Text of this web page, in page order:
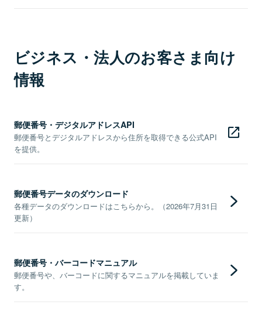
ビジネス・法人のお客さま向け
情報
郵便番号・デジタルアドレスAPI
郵便番号とデジタルアドレスから住所を取得できる公式API
を提供。
郵便番号データのダウンロード
各種データのダウンロードはこちらから。（2026年7月31日
更新）
郵便番号・バーコードマニュアル
郵便番号や、バーコードに関するマニュアルを掲載していま
す。